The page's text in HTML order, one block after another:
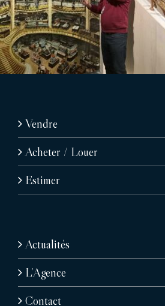
Vendre
Acheter / Louer
Estimer
Actualités
L’Agence
Contact